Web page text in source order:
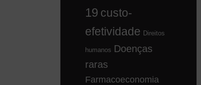
19 custo-
efetividade Direitos
humanos Doenças
raras
Farmacoeconomia